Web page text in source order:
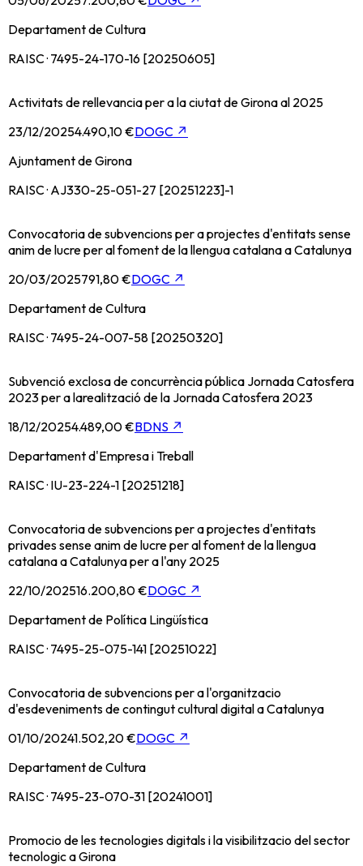
Departament de Cultura
RAISC · 7495-24-170-16 [20250605]
Activitats de rellevancia per a la ciutat de Girona al 2025
23/12/20254.490,10 €DOGC ↗
Ajuntament de Girona
RAISC · AJ330-25-051-27 [20251223]-1
Convocatoria de subvencions per a projectes d'entitats sense
anim de lucre per al foment de la llengua catalana a Catalunya
20/03/2025791,80 €DOGC ↗
Departament de Cultura
RAISC · 7495-24-007-58 [20250320]
Subvenció exclosa de concurrència pública Jornada Catosfera
2023 per a larealització de la Jornada Catosfera 2023
18/12/20254.489,00 €BDNS ↗
Departament d'Empresa i Treball
RAISC · IU-23-224-1 [20251218]
Convocatoria de subvencions per a projectes d'entitats
privades sense anim de lucre per al foment de la llengua
catalana a Catalunya per a l'any 2025
22/10/202516.200,80 €DOGC ↗
Departament de Política Lingüística
RAISC · 7495-25-075-141 [20251022]
Convocatoria de subvencions per a l'organitzacio
d'esdeveniments de contingut cultural digital a Catalunya
01/10/20241.502,20 €DOGC ↗
Departament de Cultura
RAISC · 7495-23-070-31 [20241001]
Promocio de les tecnologies digitals i la visibilitzacio del sector
tecnologic a Girona